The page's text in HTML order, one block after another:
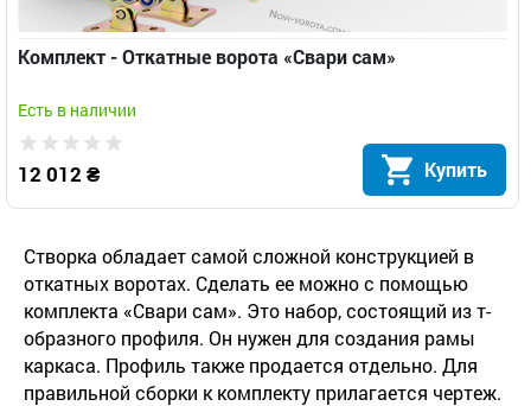
Комплект - Откатные ворота «Свари сам»
Есть в наличии
12 012 ₴ Купить
Створка обладает самой сложной конструкцией в
откатных воротах. Сделать ее можно с помощью
комплекта «Свари сам». Это набор, состоящий из т-
образного профиля. Он нужен для создания рамы
каркаса. Профиль также продается отдельно. Для
правильной сборки к комплекту прилагается чертеж.